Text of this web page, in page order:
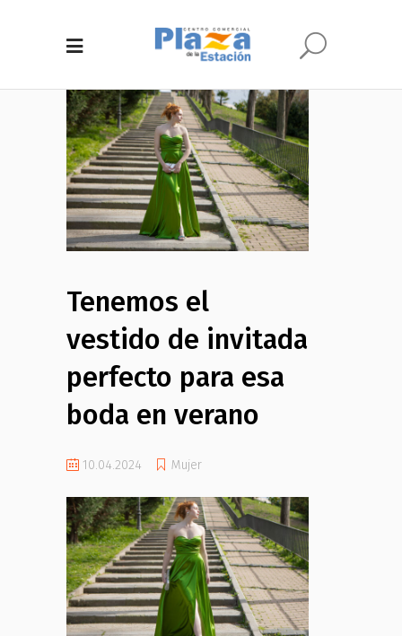
Tenemos el
vestido de invitada
perfecto para esa
boda en verano
10.04.2024 Mujer